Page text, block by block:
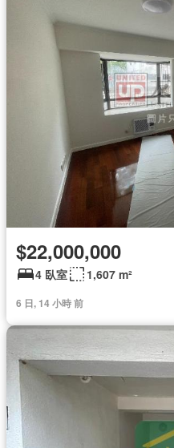
$22,000,000
4 臥室 1,607 m²
6 日, 14 小時 前